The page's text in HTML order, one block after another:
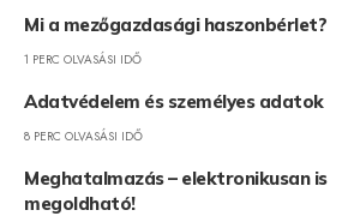
Mi a mezőgazdasági haszonbérlet?
1 PERC OLVASÁSI IDŐ
Adatvédelem és személyes adatok
8 PERC OLVASÁSI IDŐ
Meghatalmazás – elektronikusan is
megoldható!